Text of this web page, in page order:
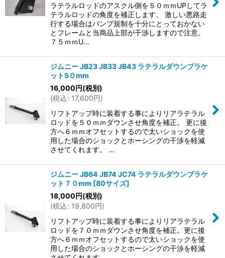
ラテラルロッドのアスクル側を５０ｍｍUPしてラ
テラルロッドの角度を補正します。 激しい悪路走
行する場合はバンプ規制を十分にとっておかない
とフレームと当商品上部が干渉しますので注意。
７５ｍｍU…
ジムニー JB23 JB33 JB43 ラテラルダウンブラケ
ット5０mm
16,000円(税別)
(税込: 17,600円)
リフトアップ時に装着する事によりリアラテラル
ロッドを５０ｍｍダウンさせ角度を補正。 更に後
方へ６ｍｍオフセットするので太いショックを使
用した場合のショックとホーシングの干渉を軽減
させてくれます。 …
ジムニー JB64 JB74 JC74 ラテラルダウンブラケ
ット７０mm [80サイズ]
18,000円(税別)
(税込: 19,800円)
リフトアップ時に装着する事によりリアラテラル
ロッドを７０ｍｍダウンさせ角度を補正。更に後
方へ６ｍｍオフセットするので太いショックを使
用した場合のショックとホーシングの干渉を軽減